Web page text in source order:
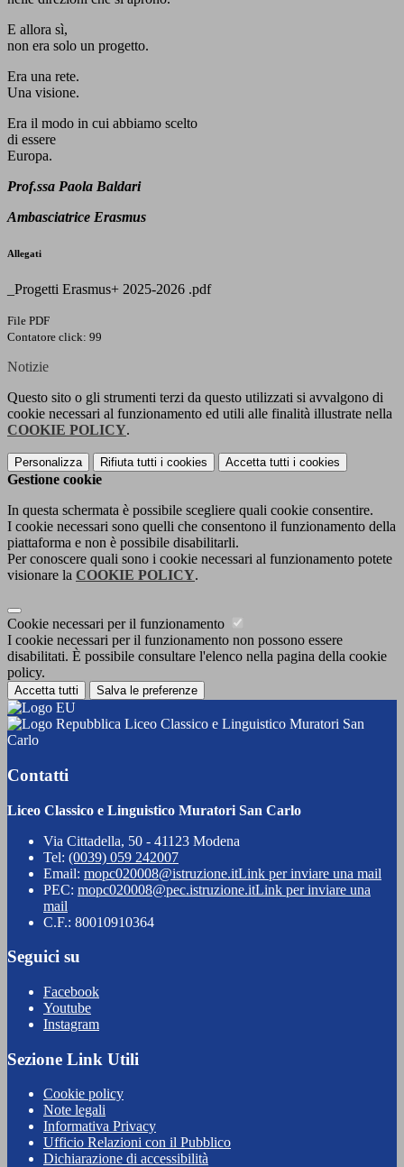
E allora sì,
non era solo un progetto.
Era una rete.
Una visione.
Era il modo in cui abbiamo scelto
di essere
Europa.
Prof.ssa Paola Baldari
Ambasciatrice Erasmus
Allegati
_Progetti Erasmus+ 2025-2026 .pdf
File PDF
Contatore click: 99
Notizie
Questo sito o gli strumenti terzi da questo utilizzati si avvalgono di
cookie necessari al funzionamento ed utili alle finalità illustrate nella
COOKIE POLICY.
Personalizza Rifiuta tutti i cookies Accetta tutti i cookies
Gestione cookie
In questa schermata è possibile scegliere quali cookie consentire.
I cookie necessari sono quelli che consentono il funzionamento della
piattaforma e non è possibile disabilitarli.
Per conoscere quali sono i cookie necessari al funzionamento potete
visionare la COOKIE POLICY.
Cookie necessari per il funzionamento
I cookie necessari per il funzionamento non possono essere
disabilitati. È possibile consultare l'elenco nella pagina della cookie
policy.
Accetta tutti Salva le preferenze
Liceo Classico e Linguistico Muratori San
Carlo
Contatti
Liceo Classico e Linguistico Muratori San Carlo
Via Cittadella, 50 - 41123 Modena
Tel: (0039) 059 242007
Email: mopc020008@istruzione.itLink per inviare una mail
PEC: mopc020008@pec.istruzione.itLink per inviare una
mail
C.F.: 80010910364
Seguici su
Facebook
Youtube
Instagram
Sezione Link Utili
Cookie policy
Note legali
Informativa Privacy
Ufficio Relazioni con il Pubblico
Dichiarazione di accessibilità